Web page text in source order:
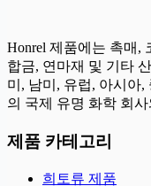
Honrel 제품에는 촉매,
합금, 연마재 및 기타
미, 남미, 유럽, 아시아
의 국제 유명 화학 회
제품 카테고리
희토류 제품